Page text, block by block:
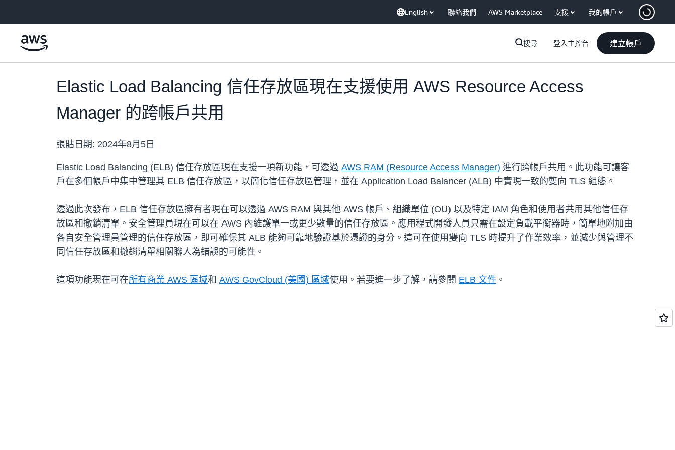
English 聯絡我們 AWS Marketplace 支援 我的帳戶
搜尋 登入主控台 建立帳戶
Elastic Load Balancing 信任存放區現在支援使用 AWS Resource Access
Manager 的跨帳戶共用
張貼日期: 2024年8月5日
Elastic Load Balancing (ELB) 信任存放區現在支援一項新功能，可透過 AWS RAM (Resource Access Manager) 進行跨帳戶共用。此功能可讓客
戶在多個帳戶中集中管理其 ELB 信任存放區，以簡化信任存放區管理，並在 Application Load Balancer (ALB) 中實現一致的雙向 TLS 組態。
透過此次發布，ELB 信任存放區擁有者現在可以透過 AWS RAM 與其他 AWS 帳戶、組織單位 (OU) 以及特定 IAM 角色和使用者共用其他信任存
放區和撤銷清單。安全管理員現在可以在 AWS 內維護單一或更少數量的信任存放區。應用程式開發人員只需在設定負載平衡器時，簡單地附加由
各自安全管理員管理的信任存放區，即可確保其 ALB 能夠可靠地驗證基於憑證的身分。這可在使用雙向 TLS 時提升了作業效率，並減少與管理不
同信任存放區和撤銷清單相關聯人為錯誤的可能性。
這項功能現在可在所有商業 AWS 區域和 AWS GovCloud (美國) 區域使用。若要進一步了解，請參閱 ELB 文件 。